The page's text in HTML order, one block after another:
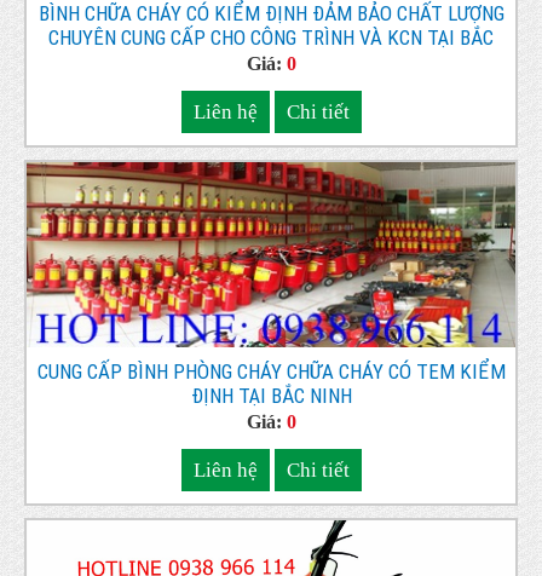
BÌNH CHỮA CHÁY CÓ KIỂM ĐỊNH ĐẢM BẢO CHẤT LƯỢNG
CHUYÊN CUNG CẤP CHO CÔNG TRÌNH VÀ KCN TẠI BẮC
NINH
Giá: 0
Liên hệ Chi tiết
CUNG CẤP BÌNH PHÒNG CHÁY CHỮA CHÁY CÓ TEM KIỂM
ĐỊNH TẠI BẮC NINH
Giá: 0
Liên hệ Chi tiết